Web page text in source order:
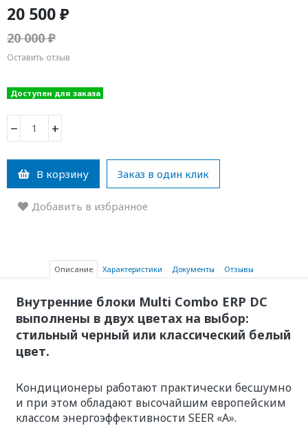
20 500 ₽
20 000 ₽
Оставить отзыв
Доступен для заказа
− +
В корзину Заказ в один клик
Добавить в избранное
Описание Характеристики Документы Отзывы
Внутренние блоки Multi Combo ERP DC
выполнены в двух цветах на выбор:
стильный черный или классический белый
цвет.
Кондиционеры работают практически бесшумно
и при этом обладают высочайшим европейским
классом энергоэффективности SEER «A».